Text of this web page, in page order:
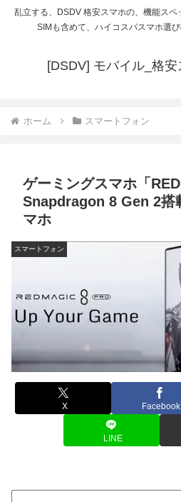
乱立する、DSDV 格安スマホの、機能ス
SIMも含めて、ハイコスパスマホ選
[DSDV] モバイル_格
ホーム スマートフォン
ゲーミングスマホ「
Snapdragon 8 Gen 2搭
マホ
スマートフォン
X Facebook
LINE